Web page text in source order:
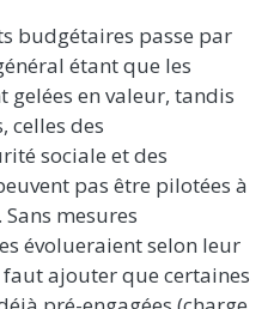
budgétaires passe par
étant que les
gelées en valeur, tandis
celles des
sociale et des
pas être pilotées à
mesures
évolueraient selon leur
ajouter que certaines